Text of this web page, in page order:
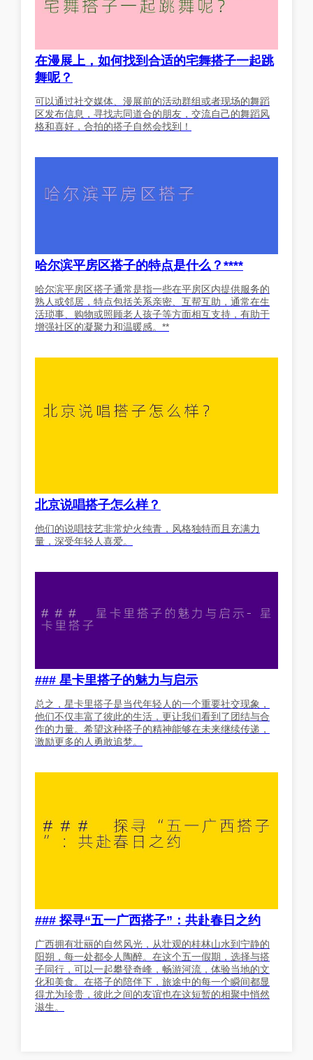
在漫展上，如何找到合适的宅舞搭子一起跳
舞呢？
可以通过社交媒体、漫展前的活动群组或者现场的舞蹈
区发布信息，寻找志同道合的朋友，交流自己的舞蹈风
格和喜好，合拍的搭子自然会找到！
哈尔滨平房区搭子的特点是什么？****
哈尔滨平房区搭子通常是指一些在平房区内提供服务的
熟人或邻居，特点包括关系亲密、互帮互助，通常在生
活琐事、购物或照顾老人孩子等方面相互支持，有助于
增强社区的凝聚力和温暖感。**
北京说唱搭子怎么样？
他们的说唱技艺非常炉火纯青，风格独特而且充满力
量，深受年轻人喜爱。
### 星卡里搭子的魅力与启示
总之，星卡里搭子是当代年轻人的一个重要社交现象，
他们不仅丰富了彼此的生活，更让我们看到了团结与合
作的力量。希望这种搭子的精神能够在未来继续传递，
激励更多的人勇敢追梦。
### 探寻“五一广西搭子”：共赴春日之约
广西拥有壮丽的自然风光，从壮观的桂林山水到宁静的
阳朔，每一处都令人陶醉。在这个五一假期，选择与搭
子同行，可以一起攀登奇峰，畅游河流，体验当地的文
化和美食。在搭子的陪伴下，旅途中的每一个瞬间都显
得尤为珍贵，彼此之间的友谊也在这短暂的相聚中悄然
滋生。